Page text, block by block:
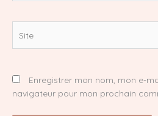
Enregistrer mon nom, mon e-
navigateur pour mon prochain